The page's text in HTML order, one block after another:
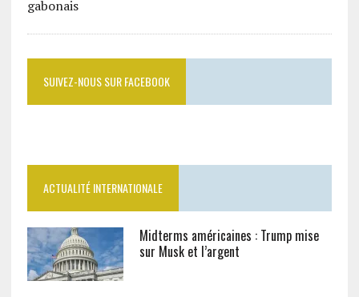
SUIVEZ-NOUS SUR FACEBOOK
ACTUALITÉ INTERNATIONALE
Midterms américaines : Trump mise
sur Musk et l’argent